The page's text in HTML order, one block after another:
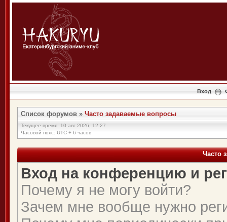
Вход
Список форумов » Часто задаваемые вопросы
Текущее время: 10 авг 2026, 12:27
Часовой пояс: UTC + 6 часов
Часто
Вход на конференцию и
Почему я не могу войти?
Зачем мне вообще нужно